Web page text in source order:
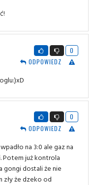
0
ODPOWIEDZ
0
ODPOWIEDZ
na 3:0 ale gaz na
Potem już kontrola
gongi dostali że nie
zły że dzeko od